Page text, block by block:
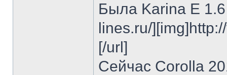
Была Karina E
lines.ru/
[/url]
Сейчас Corolla